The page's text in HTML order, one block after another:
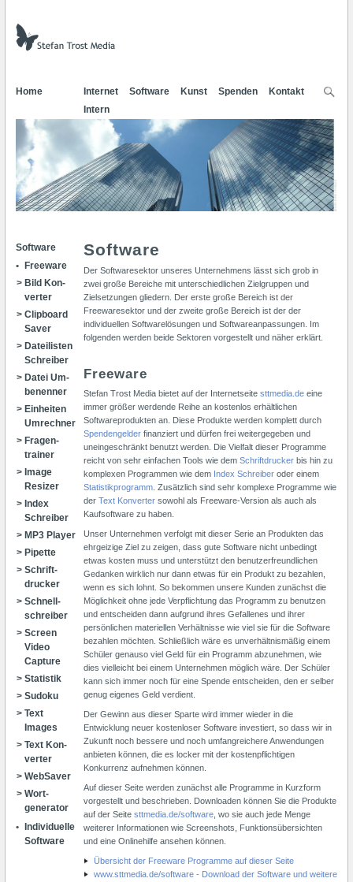
Home Internet Software Kunst Spenden
Kontakt
Intern
Software
Freeware
Bild Kon­
verter
Clip­board
Saver
Datei­listen
Schrei­ber
Datei Um­
be­nen­ner
Ein­hei­ten
Um­rechner
Fra­gen­
trainer
Image
Resizer
Index
Schrei­ber
MP3 Player
Pipette
Schrift­
drucker
Schnell­
schrei­ber
Screen
Video
Capture
Sta­tistik
Su­do­ku
Text
Images
Text Kon­
ver­ter
Web­Saver
Wort­
genera­tor
Indi­vi­duelle
Software
Software
Der Softwaresektor unseres Unternehmens lässt sich grob in
zwei große Bereiche mit unterschiedlichen Zielgruppen und
Zielsetzungen gliedern. Der erste große Bereich ist der
Freewaresektor und der zweite große Bereich ist der der
individuellen Softwarelösungen und Softwareanpassungen. Im
folgenden werden beide Sektoren vorgestellt und näher erklärt.
Freeware
Stefan Trost Media bietet auf der Internetseite sttmedia.deeine
immer größer werdende Reihe an kostenlos erhältlichen
Softwareprodukten an. Diese Produkte werden komplett durch
Spendengelderfinanziert und dürfen frei weitergegeben und
uneingeschränkt benutzt werden. Die Vielfalt dieser Programme
reicht von sehr einfachen Tools wie dem Schriftdruckerbis hin zu
komplexen Programmen wie dem Index Schreiberoder einem
Statistikprogramm. Zusätzlich sind sehr komplexe Programme wie
der Text Konvertersowohl als Freeware-Version als auch als
Kaufsoftware zu haben.
Unser Unternehmen verfolgt mit dieser Serie an Produkten das
ehrgeizige Ziel zu zeigen, dass gute Software nicht unbedingt
etwas kosten muss und unterstützt den benutzerfreundlichen
Gedanken wirklich nur dann etwas für ein Produkt zu bezahlen,
wenn es sich lohnt. So bekommen unsere Kunden zunächst die
Möglichkeit ohne jede Verpflichtung das Programm zu benutzen
und entscheiden dann aufgrund ihres Gefallenes und ihrer
persönlichen materiellen Verhältnisse wie viel sie für die Software
bezahlen möchten. Schließlich wäre es unverhältnismäßig einem
Schüler genauso viel Geld für ein Programm abzunehmen, wie
dies vielleicht bei einem Unternehmen möglich wäre. Der Schüler
kann sich immer noch für eine Spende entscheiden, den er selber
genug eigenes Geld verdient.
Der Gewinn aus dieser Sparte wird immer wieder in die
Entwicklung neuer kostenloser Software investiert, so dass wir in
Zukunft noch bessere und noch umfangreichere Anwendungen
anbieten können, die es locker mit der kostenpflichtigen
Konkurrenz aufnehmen können.
Auf dieser Seite werden zunächst alle Programme in Kurzform
vorgestellt und beschrieben. Downloaden können Sie die Produkte
auf der Seite sttmedia.de/software, wo sie auch jede Menge
weiterer Informationen wie Screenshots, Funktionsübersichten
und eine Onlinehilfe ansehen können.
Übersicht der Freeware Programme auf dieser Seite
www.sttmedia.de/software - Download der Software und weitere